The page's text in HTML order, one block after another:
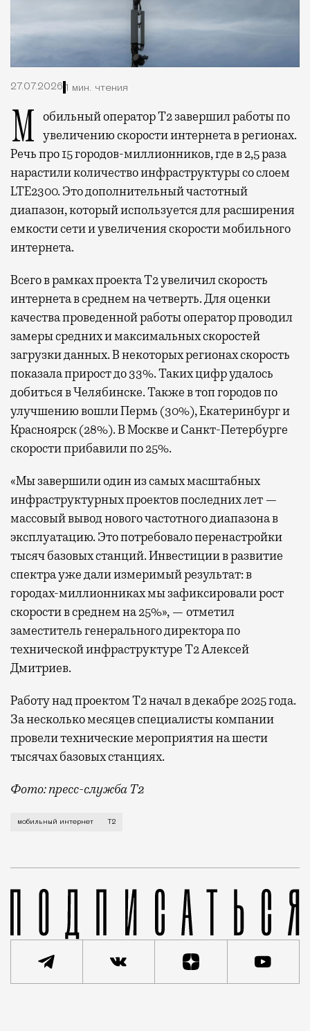
27.07.2026 1 мин. чтения
Мобильный оператор Т2 завершил работы по увеличению скорости интернета в регионах.
Речь про 15 городов-миллионников, где в 2,5 раза
нарастили количество инфраструктуры со слоем
LTE2300. Это дополнительный частотный
диапазон, который используется для расширения
емкости сети и увеличения скорости мобильного
интернета.
Всего в рамках проекта Т2 увеличил скорость
интернета в среднем на четверть. Для оценки
качества проведенной работы оператор проводил
замеры средних и максимальных скоростей
загрузки данных. В некоторых регионах скорость
показала прирост до 33%. Таких цифр удалось
добиться в Челябинске. Также в топ городов по
улучшению вошли Пермь (30%), Екатеринбург и
Красноярск (28%). В Москве и Санкт-Петербурге
скорости прибавили по 25%.
«Мы завершили один из самых масштабных
инфраструктурных проектов последних лет —
массовый вывод нового частотного диапазона в
эксплуатацию. Это потребовало перенастройки
тысяч базовых станций. Инвестиции в развитие
спектра уже дали измеримый результат: в
городах-миллионниках мы зафиксировали рост
скорости в среднем на 25%», — отметил
заместитель генерального директора по
технической инфраструктуре Т2 Алексей
Дмитриев.
Работу над проектом Т2 начал в декабре 2025 года.
За несколько месяцев специалисты компании
провели технические мероприятия на шести
тысячах базовых станциях.
Фото: пресс-служба Т2
Мобильный оператор Т2 завершил работы по
мобильный интернет Т2